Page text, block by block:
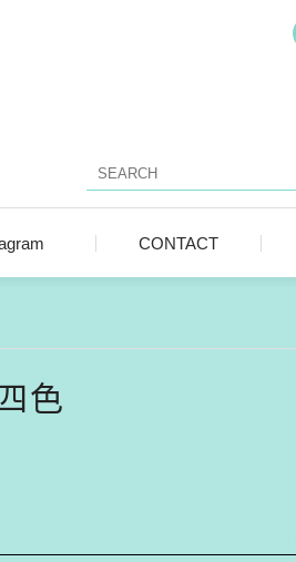
CONTACT
色